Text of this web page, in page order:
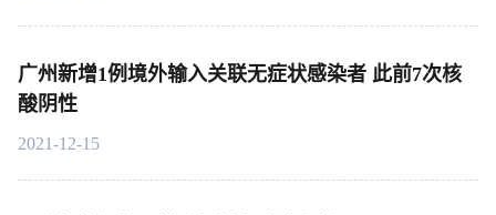
广州新增1例境外输入关联无症状感染者 此前7次核
酸阴性
2021-12-15